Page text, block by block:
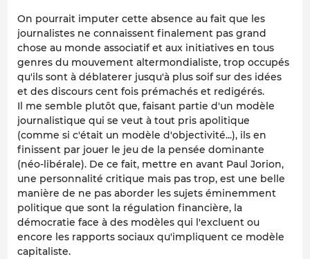
On pourrait imputer cette absence au fait que les
journalistes ne connaissent finalement pas grand
chose au monde associatif et aux initiatives en tous
genres du mouvement altermondialiste, trop occupés
qu'ils sont à déblaterer jusqu'à plus soif sur des idées
et des discours cent fois prémachés et redigérés.
Il me semble plutôt que, faisant partie d'un modèle
journalistique qui se veut à tout pris apolitique
(comme si c'était un modèle d'objectivité...), ils en
finissent par jouer le jeu de la pensée dominante
(néo-libérale). De ce fait, mettre en avant Paul Jorion,
une personnalité critique mais pas trop, est une belle
manière de ne pas aborder les sujets éminemment
politique que sont la régulation financière, la
démocratie face à des modèles qui l'excluent ou
encore les rapports sociaux qu'impliquent ce modèle
capitaliste.